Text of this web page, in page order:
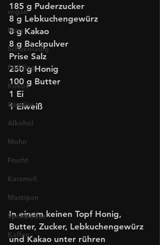
vegan
Nuss
Schokoladig
Pudding
Kokos
Gemüse
Alkohol
Mohn
Frucht
Karamell
Marzipan
Spekulatius
Kaffee
185 g Puderzucker
8 g Lebkuchengewürz
8 g Kakao
8 g Backpulver
Prise Salz
250 g Honig
100 g Butter
1 Ei
1 Eiweiß
In einem keinen Topf Honig,
Butter, Zucker, Lebkuchengewürz
und Kakao unter rühren